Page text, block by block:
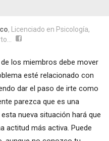
, Licenciado en Psicología,
los miembros debe mover
esté relacionado con
dar el paso de irte como
parezca que es una
nueva situación hará que
actitud más activa. Puede